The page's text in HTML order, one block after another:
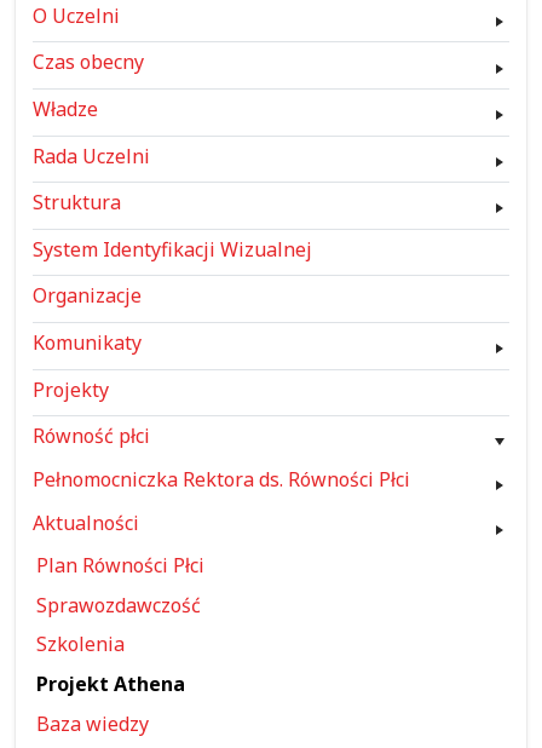
O Uczelni
Czas obecny
Władze
Rada Uczelni
Struktura
System Identyfikacji Wizualnej
Organizacje
Komunikaty
Projekty
Równość płci
Pełnomocniczka Rektora ds. Równości Płci
Aktualności
Plan Równości Płci
Sprawozdawczość
Szkolenia
Projekt Athena
Baza wiedzy